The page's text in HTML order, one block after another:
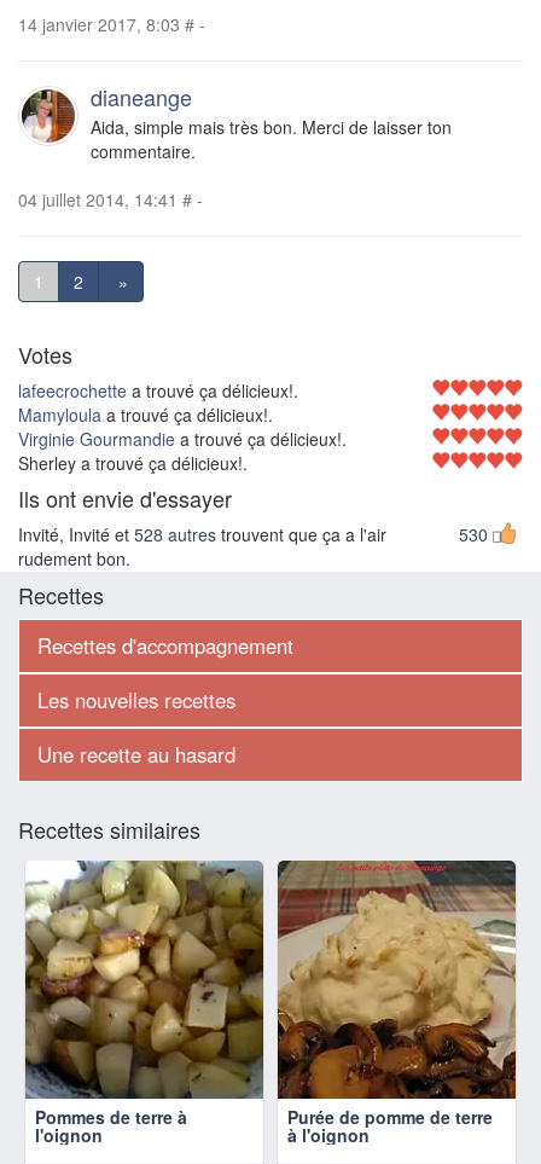
14 janvier 2017, 8:03 # -
dianeange
Aida, simple mais très bon. Merci de laisser ton
commentaire.
04 juillet 2014, 14:41 # -
1 2 »
Votes
lafeecrochette a trouvé ça délicieux!.
Mamyloula a trouvé ça délicieux!.
Virginie Gourmandie a trouvé ça délicieux!.
Sherley a trouvé ça délicieux!.
Ils ont envie d'essayer
530
Invité, Invité et 528 autres trouvent que ça a l'air
rudement bon.
Recettes
Recettes d'accompagnement
Les nouvelles recettes
Une recette au hasard
Recettes similaires
Pommes de terre à
l'oignon
Purée de pomme de terre
à l'oignon